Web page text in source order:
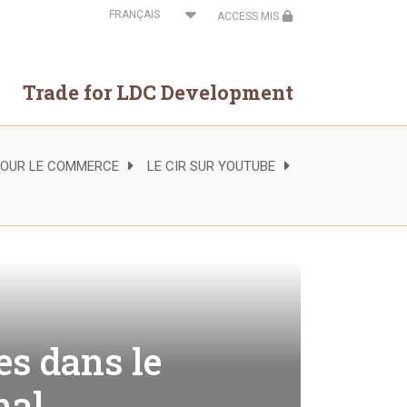
Select
your
ACCESS MIS
Trade for LDC Development
LE COMMERCE LE CIR SUR YOUTUBE
dans le